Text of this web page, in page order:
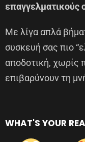
επαγγελματικούς
Με λίγα απλά
συσκευή σας πιο
αποδοτική, χωρίς
επιβαρύνουν τη
WHAT'S YOUR